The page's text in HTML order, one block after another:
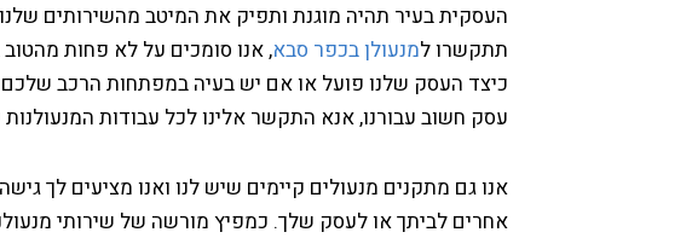
העסקית בעיר תהיה מוגנת ותפיק את המיטב מהשירותים
תתקשרו למנעולן בכפר סבא, אנו סומכים על לא פחות
כיצד העסק שלנו פועל או אם יש בעיה במפתחות הרכב
עסק חשוב עבורנו, אנא התקשר אלינו לכל עבודות
אנו גם מתקנים מנעולים קיימים שיש לנו ואנו מציעים לך
אחרים לביתך או לעסק שלך. כמפיץ מורשה של שירותי